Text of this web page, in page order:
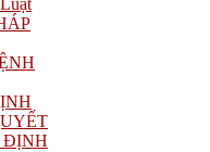
ĐỊNH